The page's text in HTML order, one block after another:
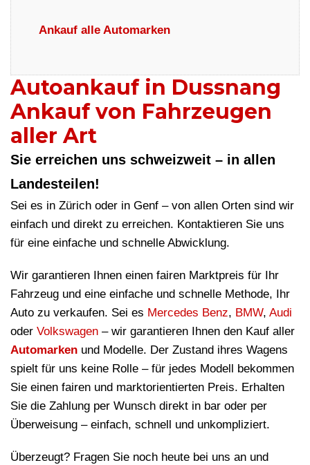
Ankauf alle Automarken
Autoankauf in Dussnang
Ankauf von Fahrzeugen
aller Art
Sie erreichen uns schweizweit – in allen
Landesteilen!
Sei es in Zürich oder in Genf – von allen Orten sind wir
einfach und direkt zu erreichen. Kontaktieren Sie uns
für eine einfache und schnelle Abwicklung.
Wir garantieren Ihnen einen fairen Marktpreis für Ihr
Fahrzeug und eine einfache und schnelle Methode, Ihr
Auto zu verkaufen. Sei es Mercedes Benz, BMW, Audi
oder Volkswagen – wir garantieren Ihnen den Kauf aller
Automarken und Modelle. Der Zustand ihres Wagens
spielt für uns keine Rolle – für jedes Modell bekommen
Sie einen fairen und marktorientierten Preis. Erhalten
Sie die Zahlung per Wunsch direkt in bar oder per
Überweisung – einfach, schnell und unkompliziert.
Überzeugt? Fragen Sie noch heute bei uns an und